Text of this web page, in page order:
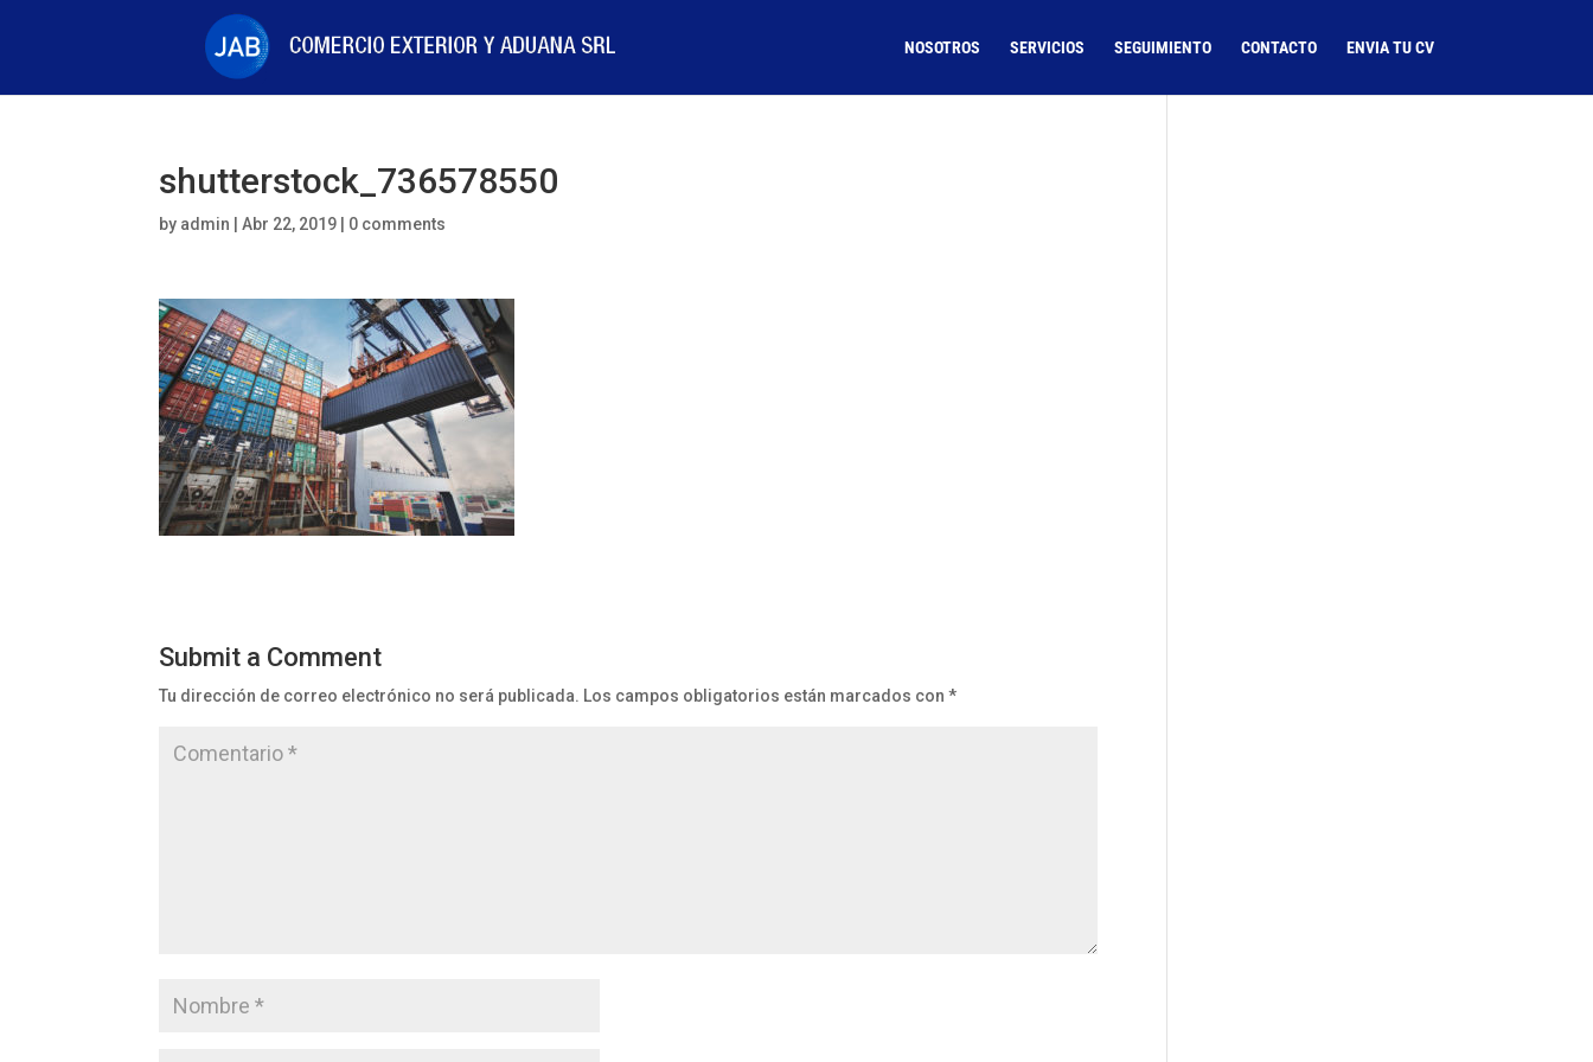
NOSOTROS SERVICIOS SEGUIMIENTO CONTACTO ENVIA TU CV
shutterstock_736578550
by admin |Abr 22, 2019 0 comments
Submit a Comment
Tu dirección de correo electrónico no será publicada. Los campos obligatorios están marcados con*